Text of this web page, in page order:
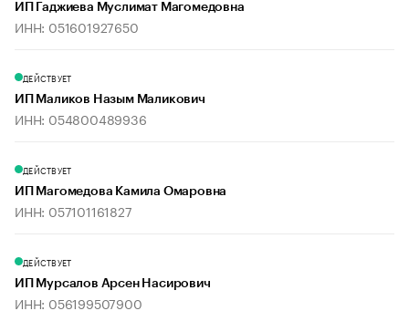
ИП Гаджиева Муслимат Магомедовна
ИНН: 051601927650
ДЕЙСТВУЕТ
ИП Маликов Назым Маликович
ИНН: 054800489936
ДЕЙСТВУЕТ
ИП Магомедова Камила Омаровна
ИНН: 057101161827
ДЕЙСТВУЕТ
ИП Мурсалов Арсен Насирович
ИНН: 056199507900